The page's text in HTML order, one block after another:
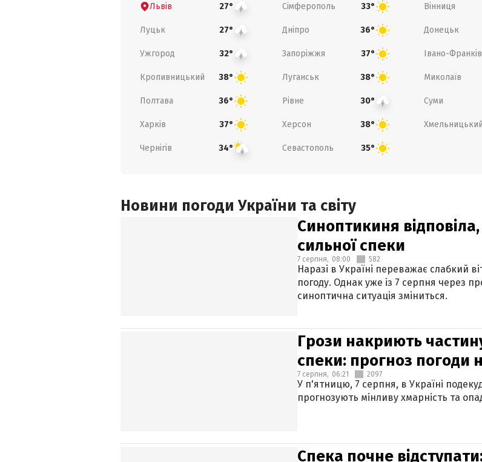
Львів 27° Сімферополь 33° Вінниця
Луцьк 27° Дніпро 36° Донецьк
Ужгород 32° Запоріжжя 37° Івано-
Кропивницький 38° Луганськ 38° Миколаїв
Полтава 36° Рівне 30° Суми
Харків 37° Херсон 38° Хмельницький
Чернігів 34° Севастополь 35°
Новини погоди України та світу
Синоптикиня
сильної спеки
7 серпня, 08:00 582
Наразі в Україні переважає слабкий
погоду. Однак уже із 7 серпня через
синоптична ситуація зміниться.
Грози накриють
спеки: прогноз погоди
7 серпня, 06:21 2097
У п'ятницю, 7 серпня, в Україні
прогнозують мінливу хмарність та
Спека почне